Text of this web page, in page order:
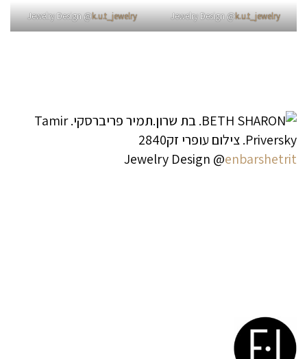
Jewelry Design @k.u.t_jewelry
Jewelry Design @k.u.t_jewelry
Jewelry Design @enbarshetrit